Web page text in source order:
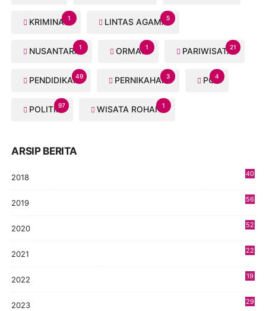
KRIMINAL1 LINTAS AGAMA5
NUSANTARA1 ORMAS1 PARIWISATA21
PENDIDIKAN49 PERNIKAHAN3 PGI4
POLITIK97 WISATA ROHANI1
ARSIP BERITA
2018
40
2019
56
2020
52
2021
22
2022
19
2023
29